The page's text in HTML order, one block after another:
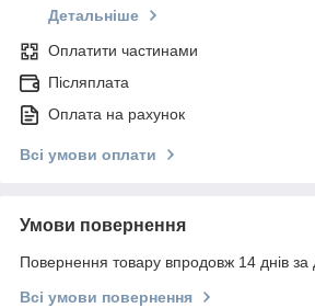
Детальніше
Оплатити частинами
Післяплата
Оплата на рахунок
Всі умови оплати
Умови повернення
Повернення товару впродовж 14 днів за
Всі умови повернення